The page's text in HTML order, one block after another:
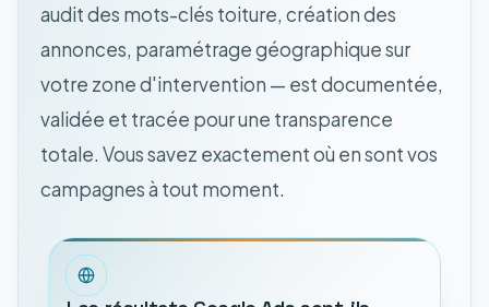
audit des mots-clés toiture, création des
annonces, paramétrage géographique sur
votre zone d'intervention — est documentée,
validée et tracée pour une transparence
totale. Vous savez exactement où en sont vos
campagnes à tout moment.